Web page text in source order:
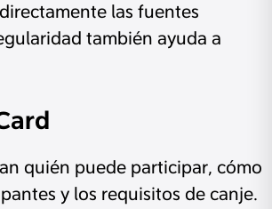
las fuentes
también ayuda a
quién puede participar, cómo
y los requisitos de canje.